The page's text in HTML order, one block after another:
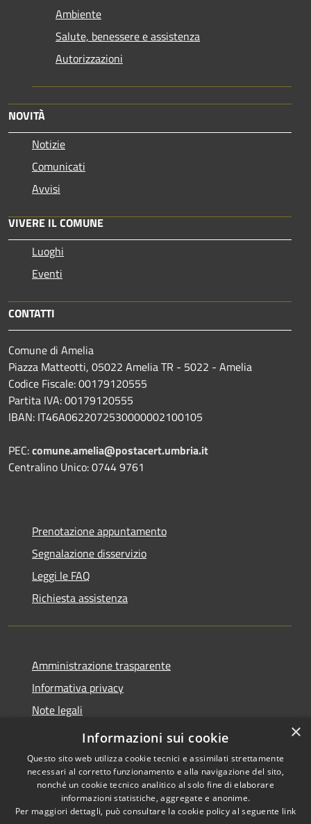
Ambiente
Salute, benessere e assistenza
Autorizzazioni
NOVITÀ
Notizie
Comunicati
Avvisi
VIVERE IL COMUNE
Luoghi
Eventi
CONTATTI
Comune di Amelia
Piazza Matteotti, 05022 Amelia TR - 5022 - Amelia
Codice Fiscale: 00179120555
Partita IVA: 00179120555
IBAN: IT46A0622072530000002100105
PEC:comune.amelia@postacert.umbria.it
Centralino Unico: 0744 9761
Prenotazione appuntamento
Segnalazione disservizio
Leggi le FAQ
Richiesta assistenza
Amministrazione trasparente
Informativa privacy
Note legali
Dichiarazione di accessibilità
Accessibilità
Copyright © 2026 • Comune di
Amelia • Powered by
×
Informazioni sui cookie
Questo sito web utilizza cookie tecnici e assimilati strettamente
necessari al corretto funzionamento e alla navigazione del sito,
nonché un cookie tecnico analitico al solo fine di elaborare
informazioni statistiche, aggregate e anonime.
Per maggiori dettagli, può consultare la cookie policy al seguente link